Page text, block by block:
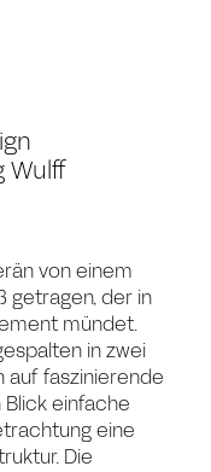
Wulff
von einem
getragen, der in
mündet.
in zwei
auf faszinierende
Blick einfache
eine
Die